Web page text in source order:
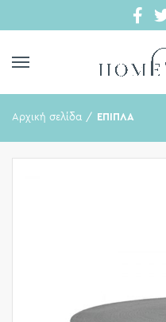
Αρχική σελίδα ΕΠΙΠΛΑ